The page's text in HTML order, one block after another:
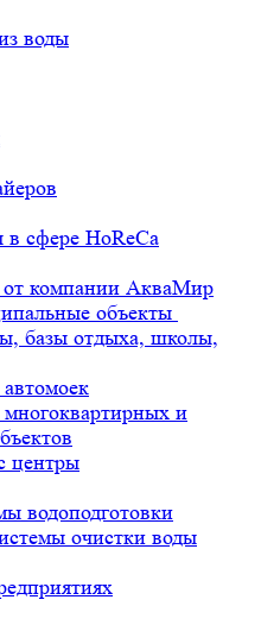
воды
сфере HoReCa
от компании АкваМир
объекты
базы отдыха, школы,
и
центры
водоподготовки
очистки воды